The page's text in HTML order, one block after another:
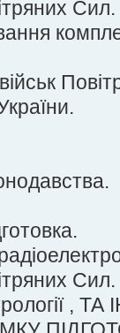
Сил.
Сил.
, ТА